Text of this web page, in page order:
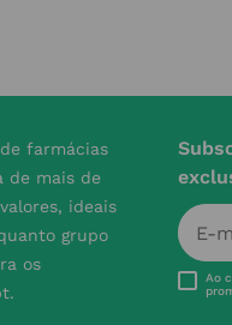
farmácias
de mais de
ideais
grupo
os
Ao